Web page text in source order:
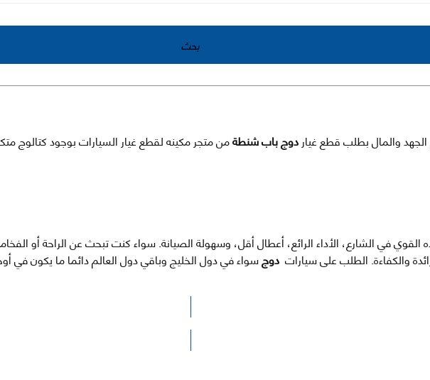
بحث
والمال بطلب قطع غيار دوج باب شنطةمن متجر مكينه لقطع غيار السيارات بوجود كتالوج
القوي في الشارع، الأداء الرائع، أعطال أقل، وسهولة الصيانة. سواء كنت تبحث عن الراحة أو
والكفاءة. الطلب على سيارات دوجسواء في دول الخليج وباقي دول العالم دائما ما يكون
الرجاء الضغط هنا للوصول لصفحة البحث